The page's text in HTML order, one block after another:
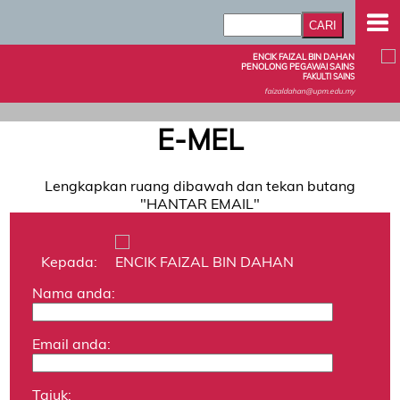
ENCIK FAIZAL BIN DAHAN
PENOLONG PEGAWAI SAINS
FAKULTI SAINS
faizaldahan@upm.edu.my
E-MEL
Lengkapkan ruang dibawah dan tekan butang
"HANTAR EMAIL"
Kepada:
ENCIK FAIZAL BIN DAHAN
Nama anda:
Email anda:
Tajuk: